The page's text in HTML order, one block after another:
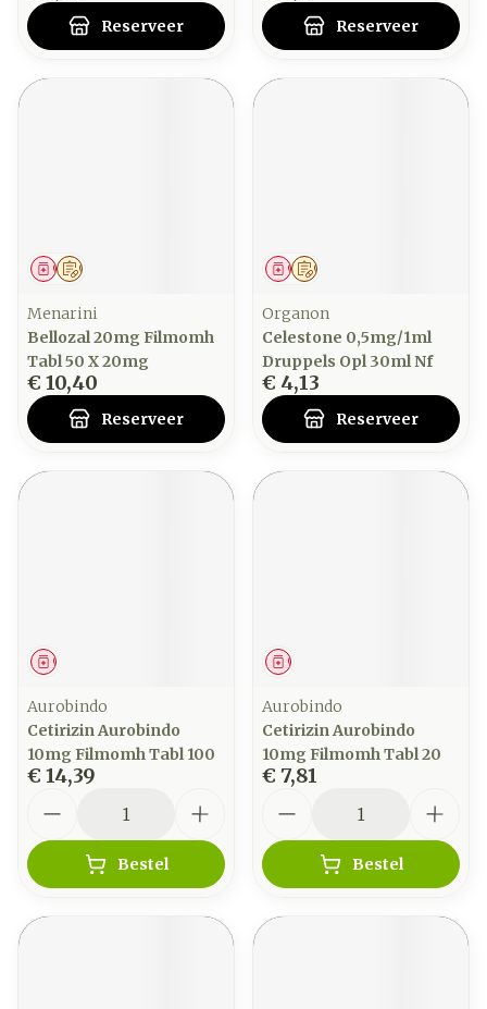
Reserveer Reserveer
Op voorschrift
Geneesmiddel
Menarini
Bellozal 20mg Filmomh
Tabl 50 X 20mg
€ 10,40
Reserveer
Op voorschrift
Geneesmiddel
Organon
Celestone 0,5mg/1ml
Druppels Opl 30ml Nf
€ 4,13
Reserveer
Geneesmiddel
Aurobindo
Cetirizin Aurobindo
10mg Filmomh Tabl 100
€ 14,39
Bestel
Geneesmiddel
Aurobindo
Cetirizin Aurobindo
10mg Filmomh Tabl 20
€ 7,81
Bestel